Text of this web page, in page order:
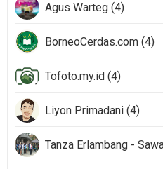
Agus Warteg (4)
BorneoCerdas.com (4)
Tofoto.my.id (4)
Liyon Primadani (4)
Tanza Erlambang -